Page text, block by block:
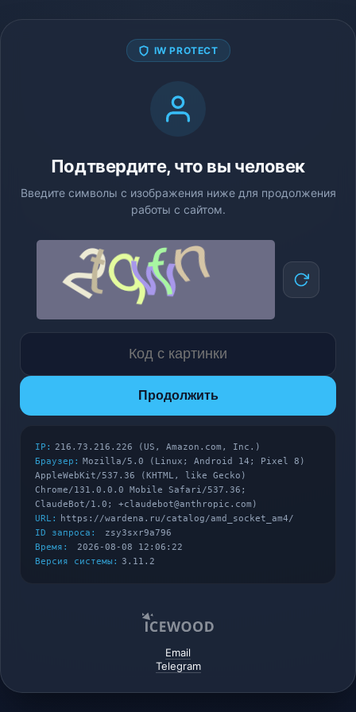
IW PROTECT
Подтвердите, что вы человек
Введите символы с изображения ниже для продолжения
работы с сайтом.
Продолжить
IP: 216.73.216.226 (US, Amazon.com, Inc.)
Браузер: Mozilla/5.0 (Linux; Android 14; Pixel 8)
AppleWebKit/537.36 (KHTML, like Gecko)
Chrome/131.0.0.0 Mobile Safari/537.36;
ClaudeBot/1.0; +claudebot@anthropic.com)
URL:
https://wardena.ru/catalog/amd_socket_am4/
ID запроса:
zsy3sxr9a796
Время:
2026-08-08 12:06:22
Версия системы: 3.11.2
Email
Telegram